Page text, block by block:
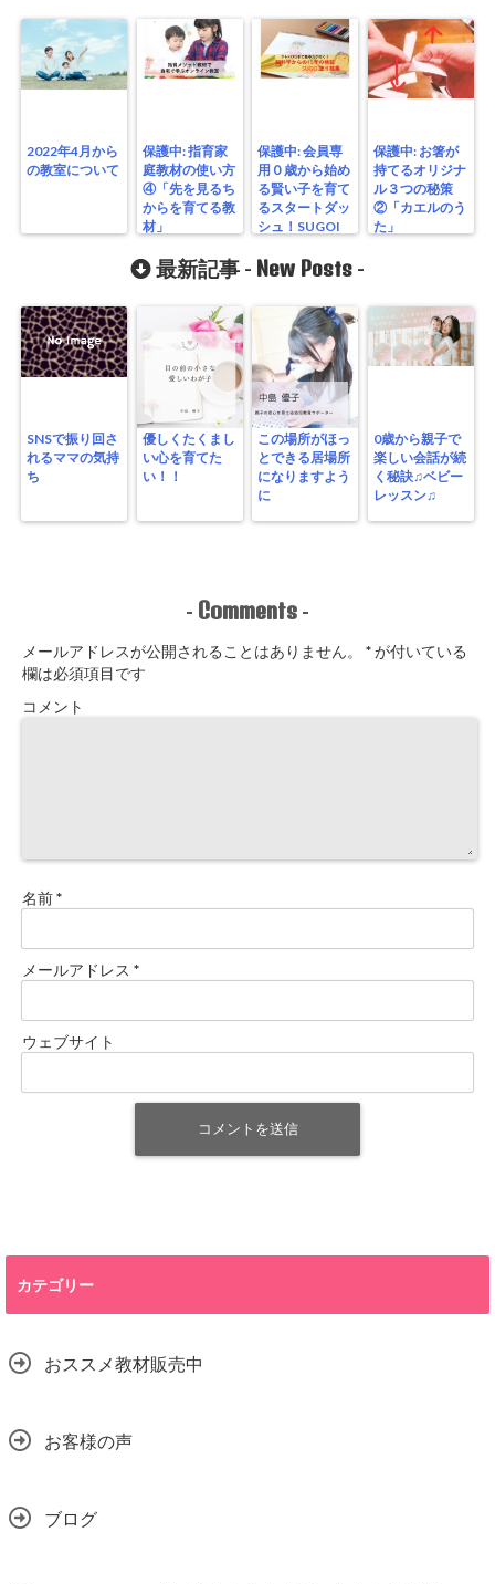
2022年4月から
の教室について
保護中: 指育家
庭教材の使い方
④「先を見るち
からを育てる教
材」
保護中: 会員専
用０歳から始め
る賢い子を育て
るスタートダッ
シュ！SUGOI
保護中: お箸が
持てるオリジナ
ル３つの秘策
②「カエルのう
た」
最新記事 - New Posts -
SNSで振り回さ
れるママの気持
ち
優しくたくまし
い心を育てた
い！！
この場所がほっ
とできる居場所
になりますよう
に
0歳から親子で
楽しい会話が続
く秘訣♫ベビー
レッスン♫
- Comments -
メールアドレスが公開されることはありません。 *が付いている
欄は必須項目です
コメント
名前*
メールアドレス *
ウェブサイト
カテゴリー
おススメ教材販売中
お客様の声
ブログ